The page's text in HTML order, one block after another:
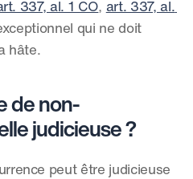
337, al. 1 CO, art. 337, al.
qui ne doit
hâte.
de non-
judicieuse ?
peut être judicieuse